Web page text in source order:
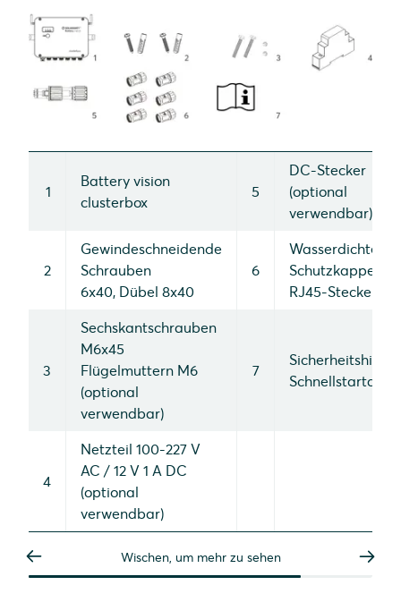
1
Battery vision
clusterbox
5
DC-Stecker
(optional
verwendbar)
2
Gewindeschneidende
Schrauben
6x40, Dübel 8x40
6
Wasserdichte
Schutzkappen
RJ45-Stecker
3
Sechskantschrauben
M6x45
Flügelmuttern M6
(optional
verwendbar)
7
4
Netzteil 100-227 V
AC / 12 V 1 A DC
(optional
verwendbar)
Wischen, um mehr zu sehen